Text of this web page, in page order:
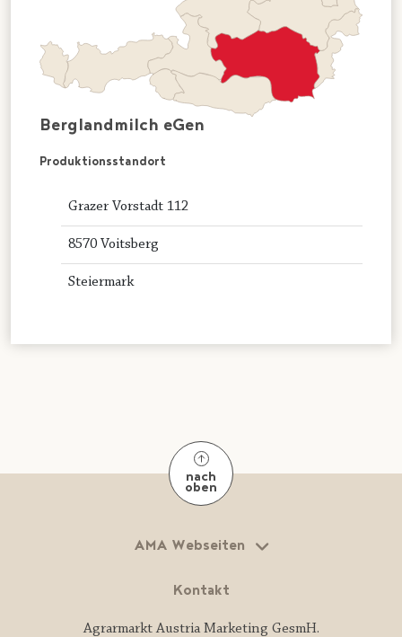
Berglandmilch eGen
Produktionsstandort
Grazer Vorstadt 112
8570 Voitsberg
Steiermark
nach
oben
AMA Webseiten
Kontakt
Agrarmarkt Austria Marketing GesmH.